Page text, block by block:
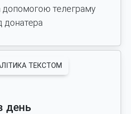
допомогою телеграму
донатера
ТЕКСТОМ
день